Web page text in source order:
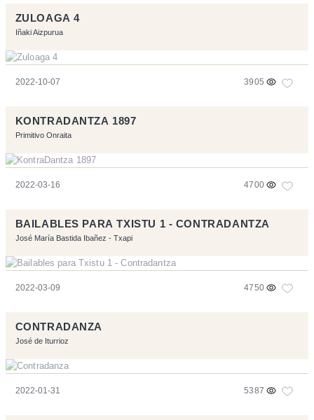
ZULOAGA 4
Iñaki Aizpurua
2022-10-07 3905
KONTRADANTZA 1897
Primitivo Onraita
2022-03-16 4700
BAILABLES PARA TXISTU 1 - CONTRADANTZA
José María Bastida Ibañez - Txapi
2022-03-09 4750
CONTRADANZA
José de Iturrioz
2022-01-31 5387